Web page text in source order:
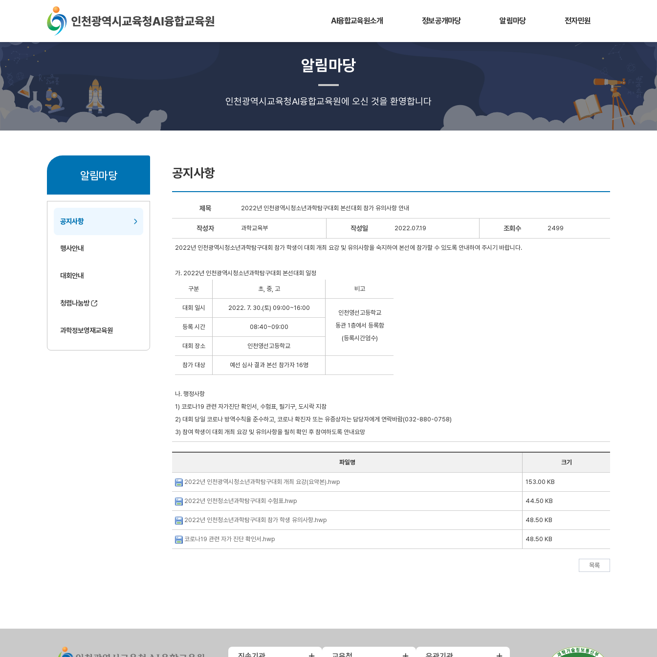
AI융합교육원소개 정보공개마당 알림마당 전자민원
알림마당
인천광역시교육청AI융합교육원에 오신 것을 환영합니다
알림마당
공지사항
행사안내
대회안내
청렴나눔방
과학정보영재교육원
공지사항
제목 2022년 인천광역시청소년과학탐구대회 본선대회 참가 유의사항 안내
작성자 과학교육부 작성일 2022.07.19 조회수 2499
2022년 인천광역시청소년과학탐구대회 참가 학생이 대회 개최 요강 및 유의사항을 숙지하여 본선에 참가할 수 있도록 안내하여 주시기 바랍니다.
가. 2022년 인천광역시청소년과학탐구대회 본선대회 일정
구분 초, 중, 고 비고
대회 일시 2022. 7. 30.(토) 09:00~16:00
인천영선고등학교
동관 1층에서 등록함
(등록시간엄수)
등록 시간 08:40~09:00
대회 장소 인천영선고등학교
참가 대상 예선 심사 결과 본선 참가자 16명
나. 행정사항
1) 코로나19 관련 자가진단 확인서, 수험표, 필기구, 도시락 지참
2) 대회 당일 코로나 방역수칙을 준수하고, 코로나 확진자 또는 유증상자는 담당자에게 연락바람(032-880-0758)
3) 참여 학생이 대회 개최 요강 및 유의사항을 필히 확인 후 참여하도록 안내요망
파일명 크기
2022년 인천광역시청소년과학탐구대회 개최 요강(요약본).hwp 153.00 KB
2022년 인천청소년과학탐구대회 수험표.hwp 44.50 KB
2022년 인천청소년과학탐구대회 참가 학생 유의사항.hwp 48.50 KB
코로나19 관련 자가 진단 확인서.hwp 48.50 KB
목록